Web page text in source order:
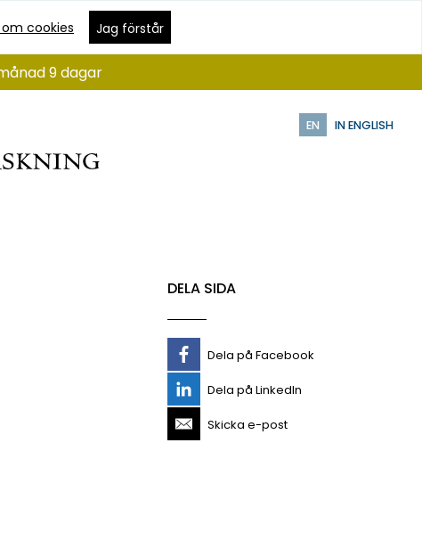
cookies Jag förstår
EN IN ENGLISH
9 dagar
DELA SIDA
Dela på Facebook
Dela på LinkedIn
Skicka e-post